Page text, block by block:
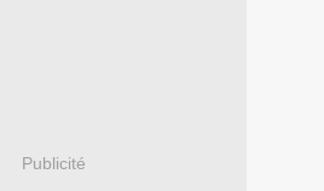
Publicité